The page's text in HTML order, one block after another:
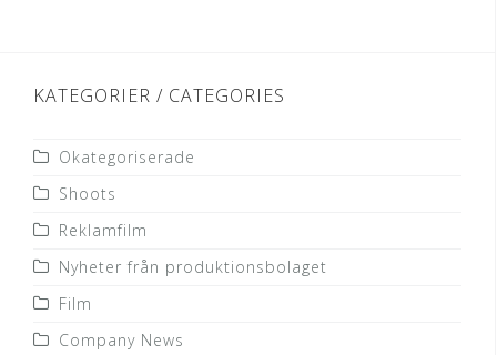
KATEGORIER / CATEGORIES
Okategoriserade
Shoots
Reklamfilm
Nyheter från produktionsbolaget
Film
Company News